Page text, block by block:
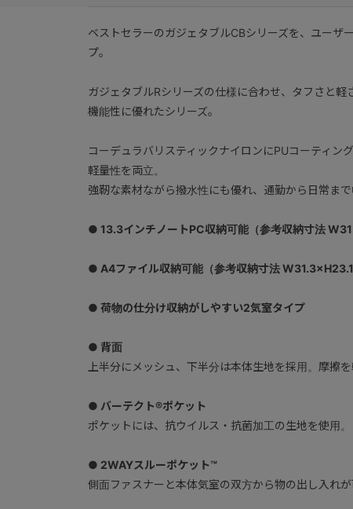
ベストセラーのガジェタブルCBシリーズを、ユーザ
プ。
ガジェタブルRシリーズの仕様に合わせ、タフさと軽
機能性に優れたシリーズ。
コーデュラバリスティックナイロンにPUコーティン
軽量性を両立。
強靭な素材ながら撥水性にも優れ、通勤から日常まで
● 13.3インチノートPC収納可能（参考収納寸法
● A4ファイル収納可能（参考収納寸法 W31.3×H23.1
● 荷物の仕分け収納がしやすい2気室タイプ
● 背面
上半分にメッシュ、下半分は本体生地を採用。摩擦
● バーテクト®ポケット
ポケットには、抗ウイルス・抗菌加工の生地を使用。
● 2WAYスルーポケット™
側面ファスナーと本体気室の双方から物の出し入れが